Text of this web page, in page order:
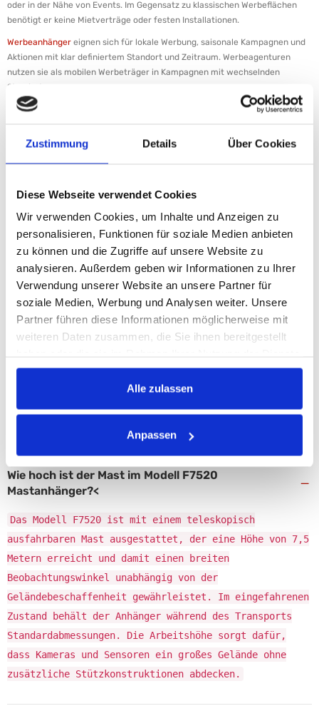
Zustimmung Details Über Cookies
Diese Webseite verwendet Cookies
Wir verwenden Cookies, um Inhalte und Anzeigen zu
personalisieren, Funktionen für soziale Medien anbieten
zu können und die Zugriffe auf unsere Website zu
analysieren. Außerdem geben wir Informationen zu Ihrer
Verwendung unserer Website an unsere Partner für
soziale Medien, Werbung und Analysen weiter. Unsere
Partner führen diese Informationen möglicherweise mit
weiteren Daten zusammen, die Sie ihnen bereitgestellt
gesammelt haben.
Alle zulassen
Anpassen
oder in der Nähe von Events. Im Gegensatz zu klassischen Werbeflächen
benötigt er keine Mietverträge oder festen Installationen.
Werbeanhänger eignen sich für lokale Werbung, saisonale Kampagnen und
Aktionen mit klar definiertem Standort und Zeitraum. Werbeagenturen
nutzen sie als mobilen Werbeträger in Kampagnen mit wechselnden
Standorten.
Zielgruppen sind Marketing- und Eventagenturen, Unternehmen mit lokalen
bewerben.
Worin unterscheidet sich ein
Spezialanhänger von einem
Standardanhänger?
Ein Standardanhänger – Kasten-, Plattform- oder Kofferanhänger – dient
dem Transport von Gütern von Punkt A nach Punkt B und wird am Ziel
entladen. Ein Pkw-Spezialanhänger erfüllt keine klassische
Transportfunktion: Er wird zum Einsatzort gebracht und erfüllt dort seine
Aufgabe – Überwachung oder Werbung.
verfügt der Spezialanhänger über Mastsysteme, Werbeflächen, elektrische
Installationen oder andere funktionsspezifische Komponenten. Dadurch ist
Transportentscheidung. Wenn Sie eine passende Lösung suchen, finden Sie
im Angebot verschiedene Spezialanhänger für Pkw.
Wie hoch ist der Mast im Modell F7520
Mastanhänger?<
−
Das Modell F7520 ist mit einem teleskopisch
ausfahrbaren Mast ausgestattet, der eine Höhe von 7,5
Metern erreicht und damit einen breiten
Beobachtungswinkel unabhängig von der
Geländebeschaffenheit gewährleistet. Im eingefahrenen
Zustand behält der Anhänger während des Transports
Standardabmessungen. Die Arbeitshöhe sorgt dafür,
dass Kameras und Sensoren ein großes Gelände ohne
zusätzliche Stützkonstruktionen abdecken.